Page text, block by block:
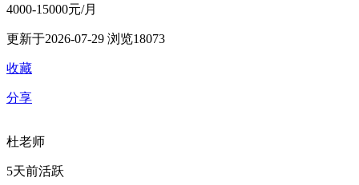
4000-15000元/月
更新于2026-07-29 浏览18073
收藏
分享
杜老师
5天前活跃